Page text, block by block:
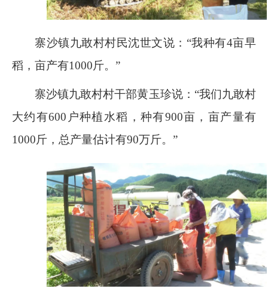
寨沙镇九敢村村民沈世文说：“我种有4亩早
稻，亩产有1000斤。”
寨沙镇九敢村村干部黄玉珍说：“我们九敢村
大约有600 户种植水稻，种有900亩，亩产量有
1000斤，总产量估计有90万斤。”